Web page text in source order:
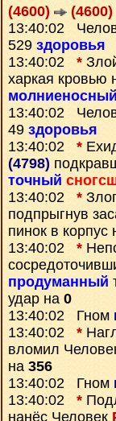
(4600)
(4600)
13:40:02
529 здоровья
13:40:02 *
харкая кровью
молниеносный
13:40:02
49 здоровья
13:40:02 *
(4798)
точный
13:40:02 *
подпрыгнув
пинок в корпус
13:40:02 *
продуманный
удар на 0
13:40:02 Гном
13:40:02 *
вломил
на 356
13:40:02 Гном
13:40:02 *
нанёс Человек